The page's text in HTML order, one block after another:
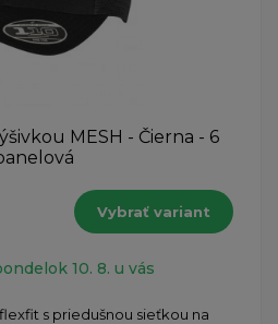
MESH - Čierna - 6
Vybrať variant
10. 8. u vás
s priedušnou sieťkou na